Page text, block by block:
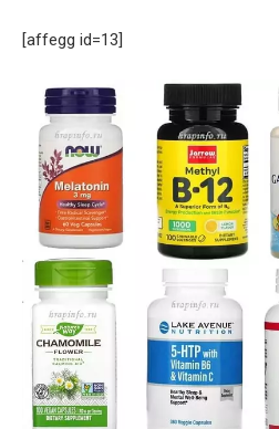
[affegg id=13]